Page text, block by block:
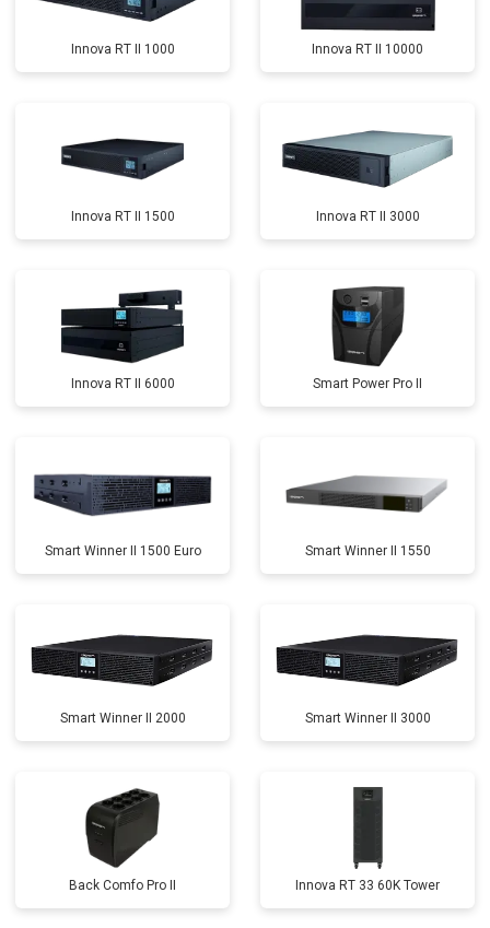
Innova RT II 1000 Innova RT II 10000
Innova RT II 1500 Innova RT II 3000
Innova RT II 6000 Smart Power Pro II
Smart Winner II 1500 Euro Smart Winner II 1550
Smart Winner II 2000 Smart Winner II 3000
Back Comfo Pro II Innova RT 33 60K Tower